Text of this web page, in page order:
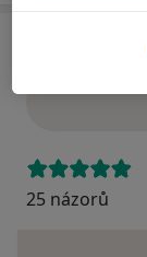
25 názorů